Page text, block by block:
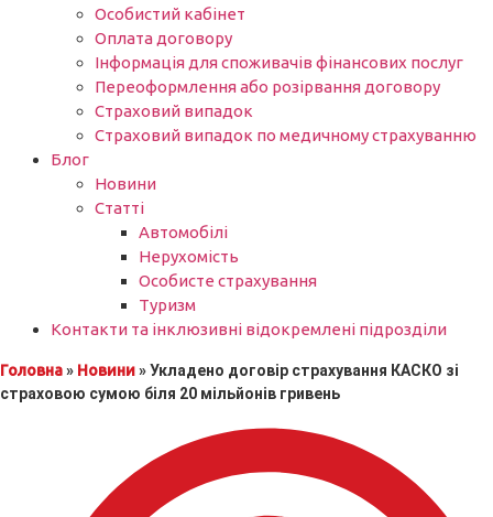
Особистий кабінет
Оплата договору
Інформація для споживачів фінансових послуг
Переоформлення або розірвання договору
Страховий випадок
Страховий випадок по медичному страхуванню
Блог
Новини
Статті
Автомобілі
Нерухомість
Особисте страхування
Туризм
Контакти та інклюзивні відокремлені підрозділи
Головна» Новини»Укладено договір страхування КАСКО зі
страховою сумою біля 20 мільйонів гривень